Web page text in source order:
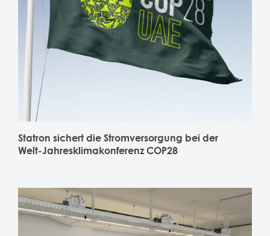
Statron sichert die Stromversorgung bei der
Welt-Jahresklimakonferenz COP28